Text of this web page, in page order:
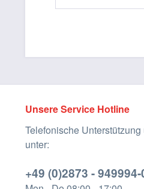
Unsere Service Hotline
Telefonische
unter:
+49 (0)2873 - 949994-